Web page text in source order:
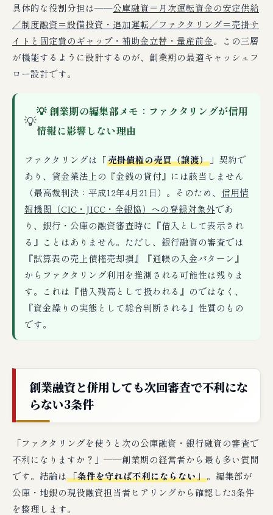
具体的な役割分担は──公庫融資＝月次運転資金の安定供給
／制度融資＝設備投資・追加運転／ファクタリング＝売掛サ
イトと固定費のギャップ・補助金立替・量産前金。この三層
が機能するように設計するのが、創業期の最適キャッシュフ
ロー設計です。
💡
💡 創業期の編集部メモ：ファクタリングが信用
情報に影響しない理由
ファクタリングは「売掛債権の売買（譲渡） 」契約で
あり、貸金業法上の『金銭の貸付』には該当しません
（最高裁判決：平成12年4月21日）。そのため、 信用情
報機関（CIC・JICC・全銀協）への登録対象外であ
り、銀行・公庫の融資審査時に『借入として表示され
る』ことはありません。ただし、銀行融資の審査では
『試算表の売上債権売却損』『通帳の入金パターン』
からファクタリング利用を推測される可能性は残りま
す。これは『借入残高として扱われる』のではなく、
『資金繰りの実態として総合判断される』性質のもの
です。
創業融資と併用しても次回審査で不利にな
らない3条件
「ファクタリングを使うと次の公庫融資・銀行融資の審査で
不利になりますか？」──創業期の経営者から最も多い質問
です。結論は「条件を守れば不利にならない」。編集部が
公庫・地銀の現役融資担当者ヒアリングから確認した3条件
を整理します。